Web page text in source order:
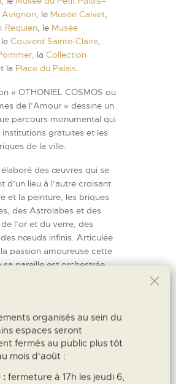
Avignon, le Musée Calvet,
Requien, le Musée
Couvent Sainte-Claire,
la Collection
la Place du Palais.
« OTHONIEL COSMOS ou
de l’Amour » dessine un
parcours monumental qui
institutions gratuites et les
de la ville.
élaboré des œuvres qui se
d’un lieu à l’autre croisant
et la peinture, les briques
des Astrolabes et des
l’or et du verre, des
nœuds infinis. Articulée
passion amoureuse cette
pareille est orchestrée
avec, pour point d’orgue
dans la Cour
du Palais des Papes,
chorégraphiée par
pour Hugo
et Caroline Osmont .
organisés au sein du
espaces seront
fermés au public plus tôt
mois d'août :
: fermeture à 17h les jeudi 6,